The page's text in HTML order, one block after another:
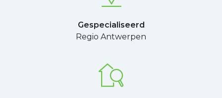
Gespecialiseerd
Regio Antwerpen